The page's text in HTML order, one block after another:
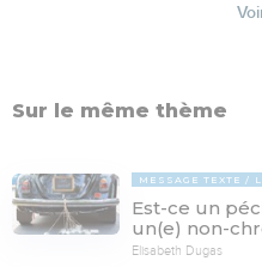
Sur le même thème
MESSAGE TEXTE
Est-ce un
un(e) non-
Elisabeth Dugas